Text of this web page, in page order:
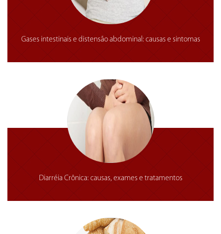
Gases intestinais e distensão abdominal: causas e sintomas
Diarréia Crônica: causas, exames e tratamentos